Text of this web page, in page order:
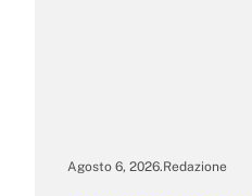
Agosto 6, 2026.Redazione